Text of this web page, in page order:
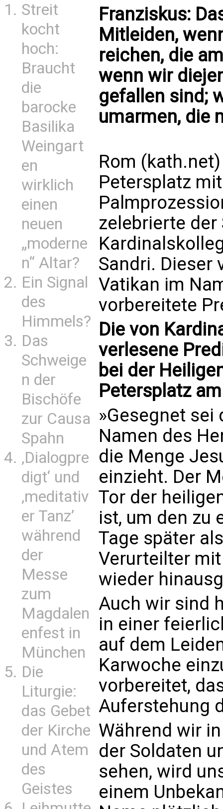
Streit
kocht
hoch:
Braucht
die
barocke
Basilika
Weingart
en
wirklich
einen
neuen
„moderne
n“ Altar?
Ein Signal
des
Himmels?
Das
Schweige
n der
Bischöfe
zur Causa
Spahn
‚Dialogpre
digt‘ und
‚meditativ
er Tanz’
während
der
Messe
zum
Magdalen
enfest in
München
Die
Liturgie:
das Gebet
der Kirche
und Atem
des
Geistes
Franziskus:
Mitleiden,
reichen, die
wenn wir
gefallen sind;
umarmen, die
Rom
Petersplatz
zelebrierte der
Sandri. Dieser
Vatikan im
vorbereitete
Die von
verlesene
bei der
Petersplatz
»Gesegnet sei
Namen des
die Menge
einzieht. Der
Tor der
ist, um den zu
Tage später
Verurteilter
wieder
Auch wir sind
in einer
auf dem
Karwoche
vorbereitet,
Auferstehung
Während wir
der Soldaten
sehen, wird
einem